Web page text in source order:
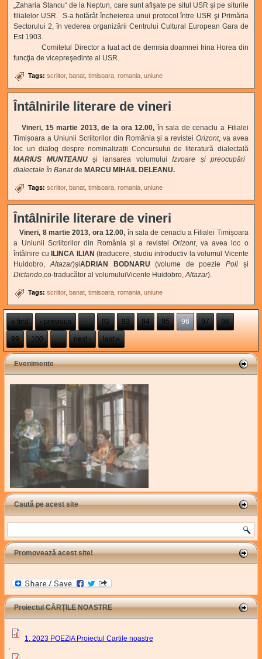
„Zaharia Stancu“ de la Neptun, care sunt afişate pe situl USR şi pe siturile
filialelor USR. S-a hotărât încheierea unui protocol între USR şi Primăria
Sectorului 2, în vederea organizării Centrului Cultural European Gara de
Est 1903.
Comitetul Director a luat act de demisia doamnei Irina Horea din
funcţia de vicepreşedinte al USR.
Tags:scriitor banat timisoara romania uniune
Întâlnirile literare de vineri
Vineri, 15 martie 2013, de la ora 12.00, în sala de cenaclu a Filialei
Timișoara a Uniunii Scriitorilor din România și a revistei Orizont, va avea
loc un dialog despre nominalizații Concursului de literatură dialectală
MARIUS MUNTEANUși lansarea volumuluiIzvoare și preocupări
dialectale în Banatde MARCU MIHAIL DELEANU.
Tags:scriitor banat timisoara romania uniune
Întâlnirile literare de vineri
Vineri, 8 martie 2013, ora 12.00, în sala de cenaclu a Filialei Timișoara
a Uniunii Scriitorilor din România și a revisteiOrizont, va avea loc o
întâlnire cu ILINCA ILIAN(traducere, studiu introductiv la volumul Vicente
Huidobro,Altazar)șiADRIAN BODNARU(volume de poezie Poliși
Dictando,co-traducător al volumuluiVicente Huidobro,Altazar).
Tags:scriitor banat timisoara romania uniune
Pages
« first ‹ previous … 92 93 94 95 96 97 98
99 100 … next › last »
Evenimente
Caută pe acest site
Search
Promovează acest site!
Proiectul CĂRȚILE NOASTRE
1. 2023 POEZIA Proiectul Cartile noastre